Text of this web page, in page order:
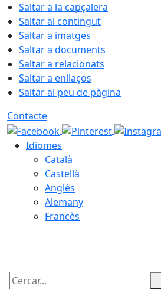
Saltar a la capçalera
Saltar al contingut
Saltar a imatges
Saltar a documents
Saltar a relacionats
Saltar a enllaços
Saltar al peu de pàgina
Contacte
Idiomes
Català
Castellà
Anglès
Alemany
Francès
Cercar: